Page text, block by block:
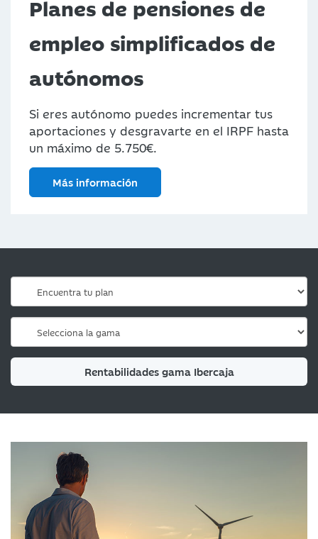
Planes de pensiones de
empleo simplificados de
autónomos
Si eres autónomo puedes incrementar tus
aportaciones y desgravarte en el IRPF hasta
un máximo de 5.750€.
Más información
Rentabilidades gama Ibercaja